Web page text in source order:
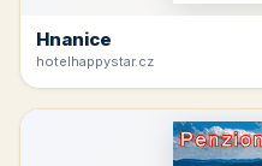
Hnanice
hotelhappystar.cz